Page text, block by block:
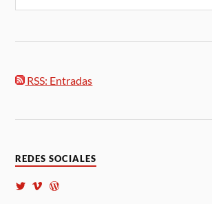
RSS: Entradas
REDES SOCIALES